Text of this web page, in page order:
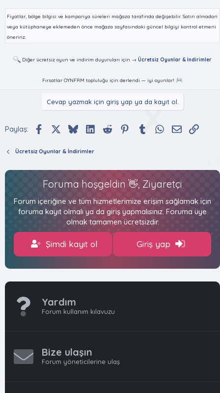
Fiyatlar, bölge bilgisi ve kampanya süreleri mağaza tarafında değişebilir. Satın almadan
veya kütüphaneye eklemeden önce mağaza sayfasındaki güncel bilgiyi kontrol etmeni
öneririz.
Diğer ücretsiz oyun ve indirim duyuruları için → Ücretsiz Oyunlar & İndirimler
Fırsatlar OYNFRM topluluğu için derlendi — iyi oyunlar!
Cevap yazmak için giriş yap ya da kayıt ol.
Paylaş: FacebookX (Twitter)
BlueskyLinkedIn
Reddit Pinterest
TumblrWhatsApp
E-posta
Ücretsiz Oyunlar & İndirimler
Foruma hoşgeldin 👋, Ziyaretçi
Forum içeriğine ve tüm hizmetlerimize erişim sağlamak için
foruma kayıt olmalı ya da giriş yapmalısınız. Foruma üye
olmak tamamen ücretsizdir.
Şimdi kayıt ol Giriş yap
Yardım
Forum kullanım kılavuzu
Bize ulaşın
Forum yöneticilerine ulaş